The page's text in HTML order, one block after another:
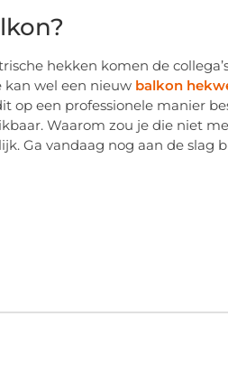
hekken komen de
kan wel een nieuw balkon
op een professionele manier
Waarom zou je die niet
Ga vandaag nog aan de slag